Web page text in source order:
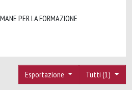
PER LA FORMAZIONE
Tutti (1)
Esportazione